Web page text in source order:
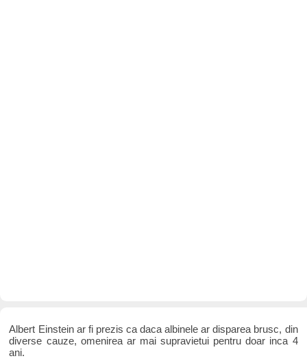
Albert Einstein ar fi prezis ca daca albinele ar disparea brusc, din
diverse cauze, omenirea ar mai supravietui pentru doar inca 4
ani.